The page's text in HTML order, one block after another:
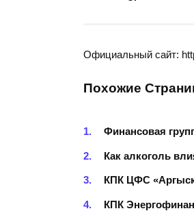
Официальный сайт:
Похожие
Финансовая
Как алкоголь
КПК ЦФС
КПК